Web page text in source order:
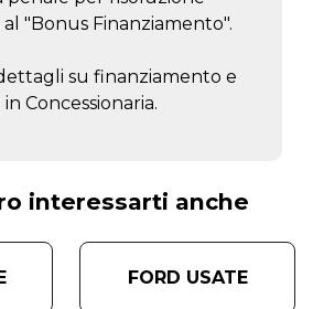
"Bonus Finanziamento".
su finanziamento e
Concessionaria.
interessarti anche
FORD USATE